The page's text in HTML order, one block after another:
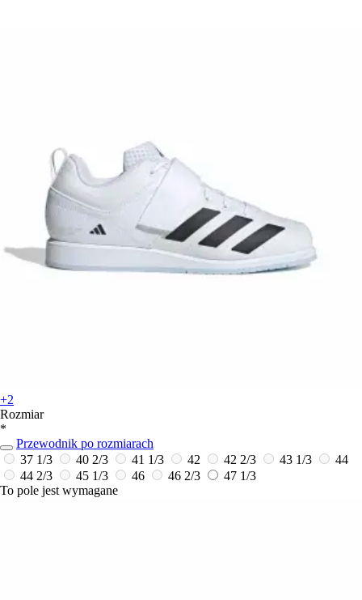
+2
Rozmiar
*
Przewodnik po rozmiarach
37 1/3
40 2/3 41 1/3 42 42 2/3 43 1/3
44
44 2/3
45 1/3 46 46 2/3
47 1/3
To pole jest wymagane